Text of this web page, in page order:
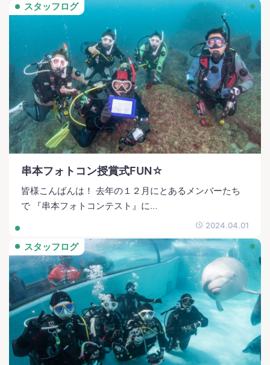
スタッフログ
串本フォトコン授賞式FUN☆
皆様こんばんは！ 去年の１２月にとあるメンバーたち
で 『串本フォトコンテスト』に…
2024.04.01
スタッフログ